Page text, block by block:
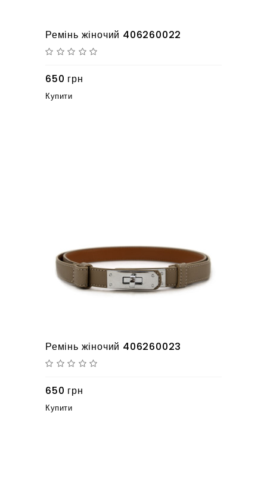
Ремінь жіночий 406260022
650 грн
Купити
Ремінь жіночий 406260023
650 грн
Купити